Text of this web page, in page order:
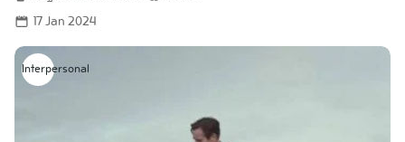
17 Jan 2024
Interpersonal